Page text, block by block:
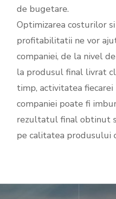
de bugetare.
Optimizarea costurilor
profitabilitatii ne vor
companiei, de la nivel
la produsul final livrat
timp, activitatea
companiei poate fi
rezultatul final obtinut
pe calitatea produsului